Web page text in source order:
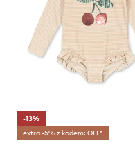
-13%
extra -5% z kodem: OFF*